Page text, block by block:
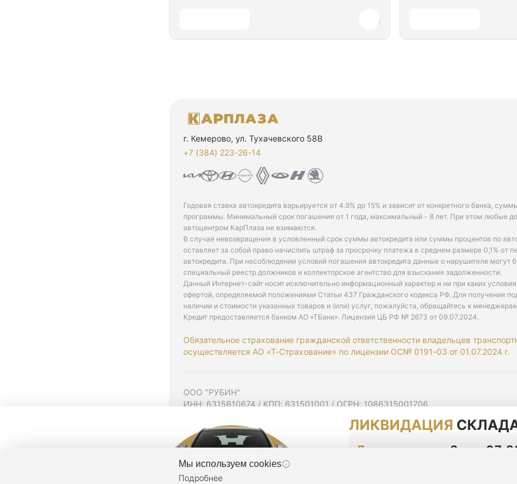
г. Кемерово, ул. Тухачевского 58В
+7 (384) 223-26-14‬
Годовая ставка автокредита варьируется от 4.9% до 15% и зависит от конкретного банка,
программы. Минимальный срок погашения от 1 года, максимальный - 8 лет. При этом любые
автоцентром КарПлаза не взимаются.
В случае невозвращения в условленный срок суммы автокредита или суммы процентов по
оставляет за собой право начислить штраф за просрочку платежа в среднем размере 0,1% от
автокредита. При несоблюдении условий погашения автокредита данные о нарушителе могут
специальный реестр должников и коллекторское агентство для взыскания задолженности.
Данный Интернет-сайт носит исключительно информационный характер и ни при каких
офертой, определяемой положениями Статьи 437 Гражданского кодекса РФ. Для получения
наличии и стоимости указанных товаров и (или) услуг, пожалуйста, обращайтесь к
Кредит предоставляется банком АО «ТБанк». Лицензия ЦБ РФ № 2673 от 09.07.2024.
Обязательное страхование гражданской ответственности владельцев
осуществляется АО «Т-Страхование» по лицензии ОС№ 0191-03 от 01.07.2024 г.
ООО "РУБИН"
ИНН: 6315610674 / КПП: 631501001 / ОГРН: 1086315001706
Согласие на рекламную рассылку
Политика конфиденциальности
Мы используем cookies
Подробнее
ЛИКВИДАЦИЯ
До конца акции 2 дня